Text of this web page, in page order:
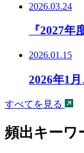
2026.03.24
『2027
2026.01.15
2026年1
すべてを見る
頻出キーワ